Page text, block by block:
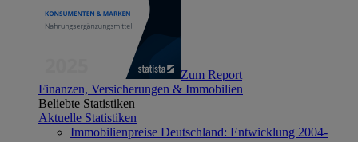
Zum Report
Finanzen, Versicherungen & Immobilien
Beliebte Statistiken
Aktuelle Statistiken
Immobilienpreise Deutschland: Entwicklung 2004-